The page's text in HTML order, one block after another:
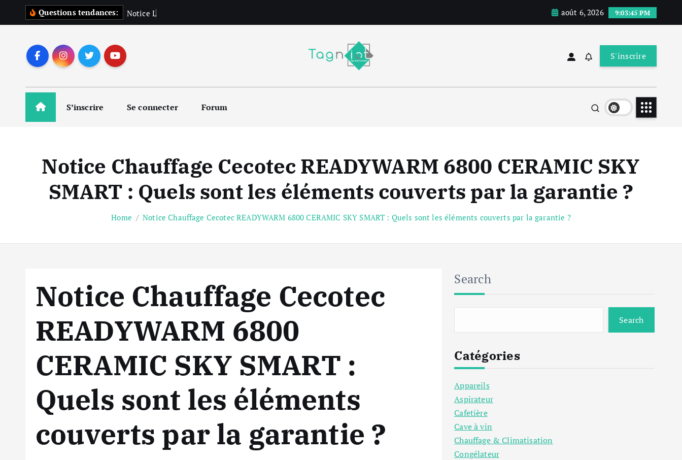
Questions tendances: Notice L août 6, 2026 9:03:45 PM
S'inscrire
S’inscrire Se connecter Forum
Notice Chauffage Cecotec READYWARM 6800 CERAMIC SKY
SMART : Quels sont les éléments couverts par la garantie ?
Home Notice Chauffage Cecotec READYWARM 6800 CERAMIC SKY SMART : Quels sont les éléments couverts par la garantie ?
Notice Chauffage Cecotec
READYWARM 6800
CERAMIC SKY SMART :
Quels sont les éléments
couverts par la garantie ?
Search
Search
Catégories
Appareils
Aspirateur
Cafetière
Cave à vin
Chauffage & Climatisation
Congélateur